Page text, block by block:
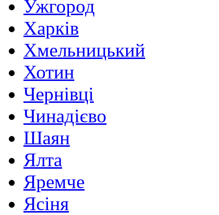
Ужгород
Харків
Хмельницький
Хотин
Чернівці
Чинадієво
Шаян
Ялта
Яремче
Ясіня